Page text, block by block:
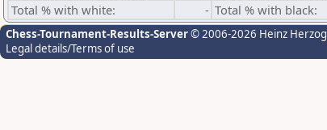
Total % with white:
- Total % with black:
Chess-Tournament-Results-Server© 2006-2026 Heinz Herzog
Legal details/Terms of use